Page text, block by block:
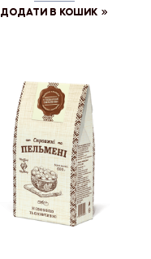
ДОДАТИ В КОШИК